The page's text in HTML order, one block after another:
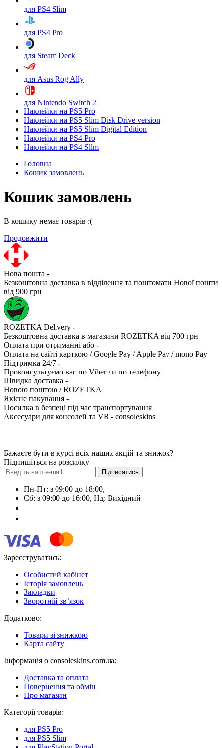
для PS4 Slim
для PS4 Pro
для Steam Deck
для Asus Rog Ally
для Nintendo Switch 2
Наклейки на PS5 Pro
Наклейки на PS5 Slim Disk Drive version
Наклейки на PS5 Slim Digital Edition
Наклейки на PS4 Pro
Наклейки на PS4 Sllm
Головна
Кошик замовлень
Кошик замовлень
В кошику немає товарів :(
Продовжити
Нова пошта -
Безкоштовна доставка в відділення та поштомати Нової пошти
від 900 грн
ROZETKA Delivery -
Безкоштовна доставка в магазини ROZETKA від 700 грн
Оплата при отриманні або -
Оплата на сайті карткою / Google Pay / Apple Pay / mono Pay
Підтримка 24/7 -
Проконсультуємо вас по Viber чи по телефону
Швидка доставка -
Новою поштою / ROZETKA
Якісне пакування -
Посилка в безпеці під час транспортування
Аксесуари для консолей та VR - consoleskins
Бажаєте бути в курсі всіх наших акцій та знижок?
Підпишіться на розсилку
Підписатись
Пн-Пт: з 09:00 до 18:00,
Сб: з 09:00 до 16:00, Нд: Виxідний
Зареєструватись:
Особистий кабінет
Історія замовлень
Закладки
Зворотній зв’язок
Додатково:
Товари зі знижкою
Карта сайту
Інформація о consoleskins.com.ua:
Доставка та оплата
Повернення та обмін
Про магазин
Категорії товарів:
для PS5 Pro
для PS5 Slim